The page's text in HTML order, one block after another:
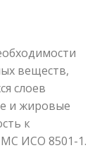
веществ,
слоев
и жировые
к
ИСО 8501-1.